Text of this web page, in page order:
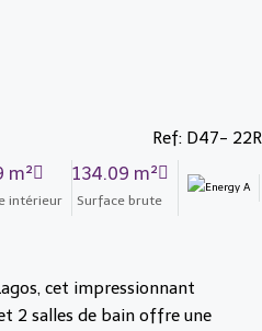
Ref: D47- 22R
m²
intérieur
134.09 m²
Surface brute
cet impressionnant
2 salles de bain offre une